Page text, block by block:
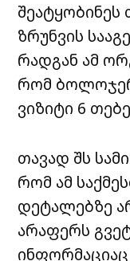
ზრუნვის
რადგან ამ
რომ
ვიზიტი 6
თავად შს
რომ ამ
დეტალებზე
არაფერს